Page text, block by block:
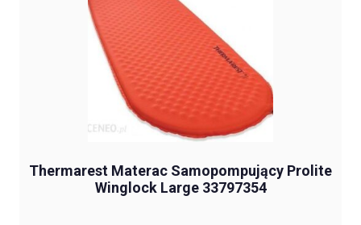
Thermarest Materac Samopompujący Prolite
Winglock Large 33797354